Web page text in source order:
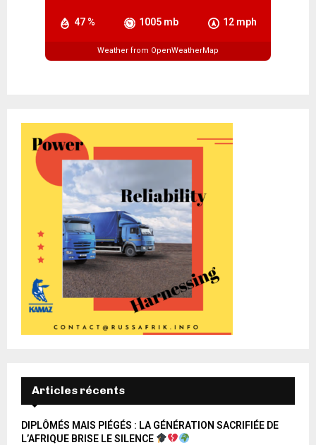
47 % 1005 mb 12 mph
Weather from OpenWeatherMap
Articles récents
DIPLÔMÉS MAIS PIÉGÉS : LA GÉNÉRATION SACRIFIÉE DE
L’AFRIQUE BRISE LE SILENCE